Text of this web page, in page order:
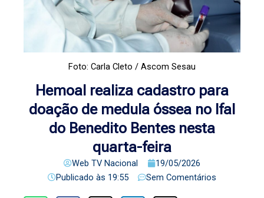
Foto: Carla Cleto / Ascom Sesau
Hemoal realiza cadastro para
doação de medula óssea no Ifal
do Benedito Bentes nesta
quarta-feira
Web TV Nacional
19/05/2026
Publicado às 19:55 Sem Comentários